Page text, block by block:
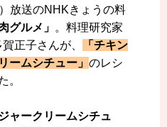
放送のNHKきょうの料
グルメ」 。料理研究家
正子さんが、
「チキン
ームシチュー」 のレシ
。
ャークリームシチュ